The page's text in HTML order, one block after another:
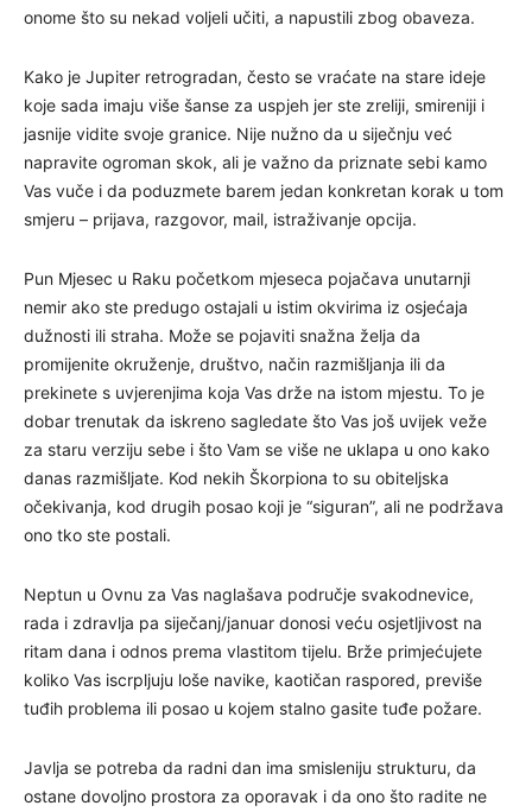
onome što su nekad voljeli učiti, a napustili zbog obaveza.
Kako je Jupiter retrogradan, često se vraćate na stare ideje
koje sada imaju više šanse za uspjeh jer ste zreliji, smireniji i
jasnije vidite svoje granice. Nije nužno da u siječnju već
napravite ogroman skok, ali je važno da priznate sebi kamo
Vas vuče i da poduzmete barem jedan konkretan korak u tom
smjeru – prijava, razgovor, mail, istraživanje opcija.
Pun Mjesec u Raku početkom mjeseca pojačava unutarnji
nemir ako ste predugo ostajali u istim okvirima iz osjećaja
dužnosti ili straha. Može se pojaviti snažna želja da
promijenite okruženje, društvo, način razmišljanja ili da
prekinete s uvjerenjima koja Vas drže na istom mjestu. To je
dobar trenutak da iskreno sagledate što Vas još uvijek veže
za staru verziju sebe i što Vam se više ne uklapa u ono kako
danas razmišljate. Kod nekih Škorpiona to su obiteljska
očekivanja, kod drugih posao koji je “siguran”, ali ne podržava
ono tko ste postali.
Neptun u Ovnu za Vas naglašava područje svakodnevice,
rada i zdravlja pa siječanj/januar donosi veću osjetljivost na
ritam dana i odnos prema vlastitom tijelu. Brže primjećujete
koliko Vas iscrpljuju loše navike, kaotičan raspored, previše
tuđih problema ili posao u kojem stalno gasite tuđe požare.
Javlja se potreba da radni dan ima smisleniju strukturu, da
ostane dovoljno prostora za oporavak i da ono što radite ne